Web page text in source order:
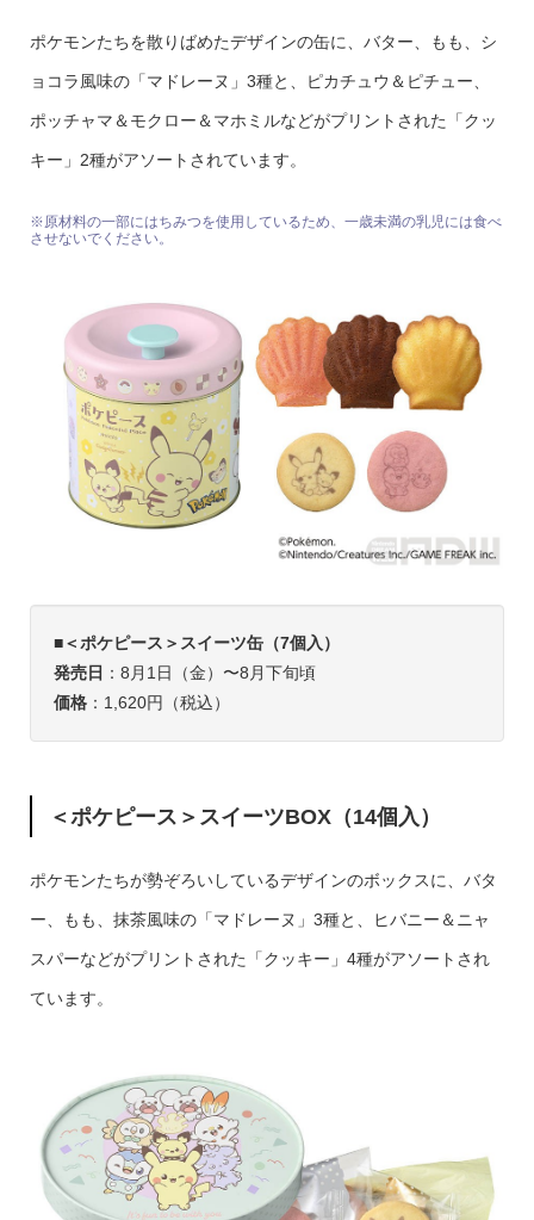
ポケモンたちを散りばめたデザインの缶に、バター、もも、シ
ョコラ風味の「マドレーヌ」3種と、ピカチュウ＆ピチュー、
ポッチャマ＆モクロー＆マホミルなどがプリントされた「クッ
キー」2種がアソートされています。
※原材料の一部にはちみつを使用しているため、一歳未満の乳児には食べ
させないでください。
■＜ポケピース＞スイーツ缶（7個入）
発売日 ：8月1日（金）〜8月下旬頃
価格：1,620円（税込）
＜ポケピース＞スイーツBOX（14個入）
ポケモンたちが勢ぞろいしているデザインのボックスに、バタ
ー、もも、抹茶風味の「マドレーヌ」3種と、ヒバニー＆ニャ
スパーなどがプリントされた「クッキー」4種がアソートされ
ています。